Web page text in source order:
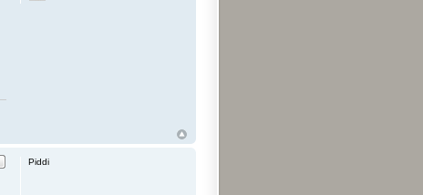
Piddi